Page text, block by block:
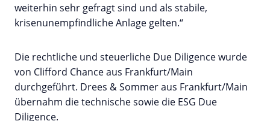
weiterhin sehr gefragt sind und als stabile,
krisenunempfindliche Anlage gelten.“
Die rechtliche und steuerliche Due Diligence wurde
von Clifford Chance aus Frankfurt/Main
durchgeführt. Drees & Sommer aus Frankfurt/Main
übernahm die technische sowie die ESG Due
Diligence.